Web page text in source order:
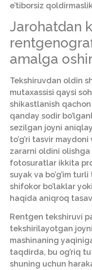
e’tiborsiz
Jarohatdan
amalga
Tekshiruvdan oldin
mutaxassisi qaysi
shikastlanish
qanday sodir
sezilgan joyni
to’g’ri tasvir
zararni oldini olishga
fotosuratlar ikkita
suyak va bo’g’im
shifokor bo’laklar
haqida aniqroq
Rentgen tekshiruvi
tekshirilayotgan
mashinaning
taqdirda, bu og’riq
shuning uchun